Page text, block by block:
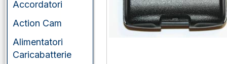
Accordatori
Action Cam
Alimentatori
Caricabatterie